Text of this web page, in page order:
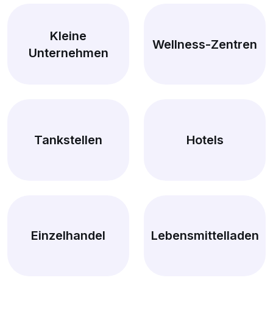
Kleine
Unternehmen
Wellness-Zentren
Tankstellen Hotels
Einzelhandel Lebensmittelladen